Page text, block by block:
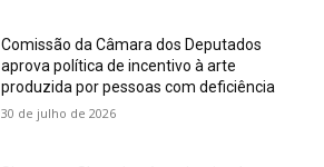
Comissão da Câmara dos Deputados
aprova política de incentivo à arte
produzida por pessoas com deficiência
30 de julho de 2026